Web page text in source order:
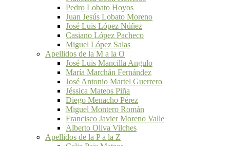
Pedro Lobato Hoyos
Juan Jesús Lobato Moreno
José Luis López Núñez
Casiano López Pacheco
Miguel López Salas
Apellidos de la M a la O
José Luis Mancilla Angulo
María Marchán Fernández
José Antonio Martel Guerrero
Jéssica Mateos Piña
Diego Menacho Pérez
Miguel Montero Román
Francisco Javier Moreno Valle
Alberto Oliva Vilches
Apellidos de la P a la Z